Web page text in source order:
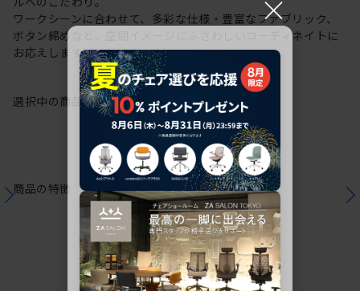
ワークシーンに合わせて、多彩な仕様・豊富なファブリック、
ボタン締めなど、空間イメージにふさわしいコーディネイトに
お応えします。
選択中の商品情報保証注意事項
商品の特徴
×